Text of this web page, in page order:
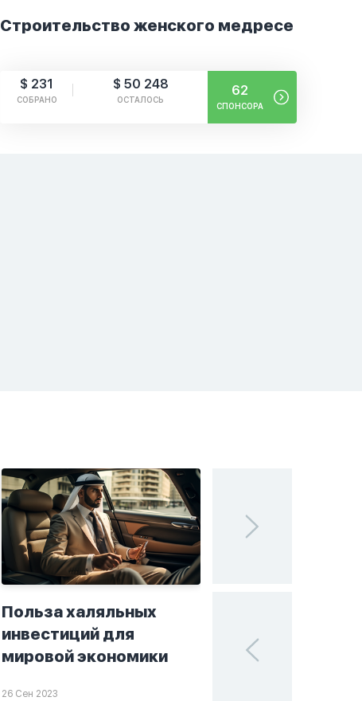
Строительство женского медресе
$ 231
СОБРАНО
$ 50 248
ОСТАЛОСЬ
62
СПОНСОРА
Польза халяльных
инвестиций для
мировой экономики
26 Сен 2023
поисках
в мире